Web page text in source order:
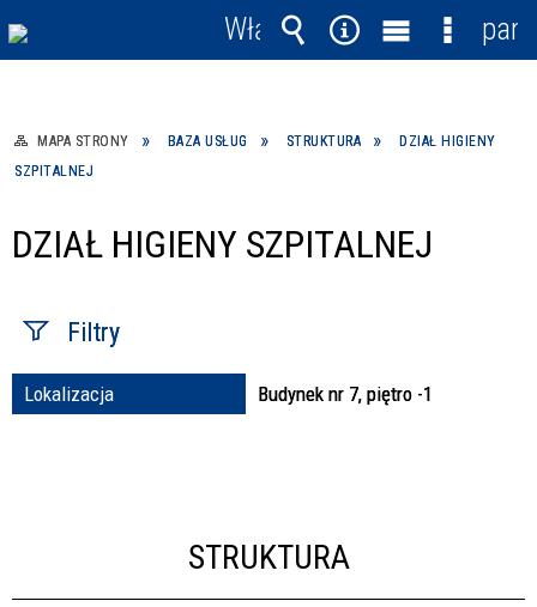
MAPA STRONY BAZA USŁUG STRUKTURA
DZIAŁ HIGIENY
SZPITALNEJ
DZIAŁ HIGIENY SZPITALNEJ
Filtry
Fraza / imię,
Lokalizacja Budynek nr 7, piętro -1
STRUKTURA
Włącz
powiadomienia
Wyszukiwarka
Narzędzia
MenuMenu